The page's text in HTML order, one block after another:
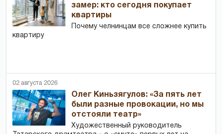
замер: кто сегодня покупает
квартиры
Почему челнинцам все сложнее купить
квартиру
02 августа 2026
Олег Киньзягулов: «За пять лет
были разные провокации, но мы
отстояли театр»
Художественный руководитель